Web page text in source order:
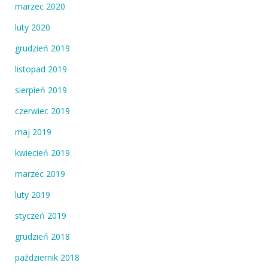
marzec 2020
luty 2020
grudzień 2019
listopad 2019
sierpień 2019
czerwiec 2019
maj 2019
kwiecień 2019
marzec 2019
luty 2019
styczeń 2019
grudzień 2018
październik 2018